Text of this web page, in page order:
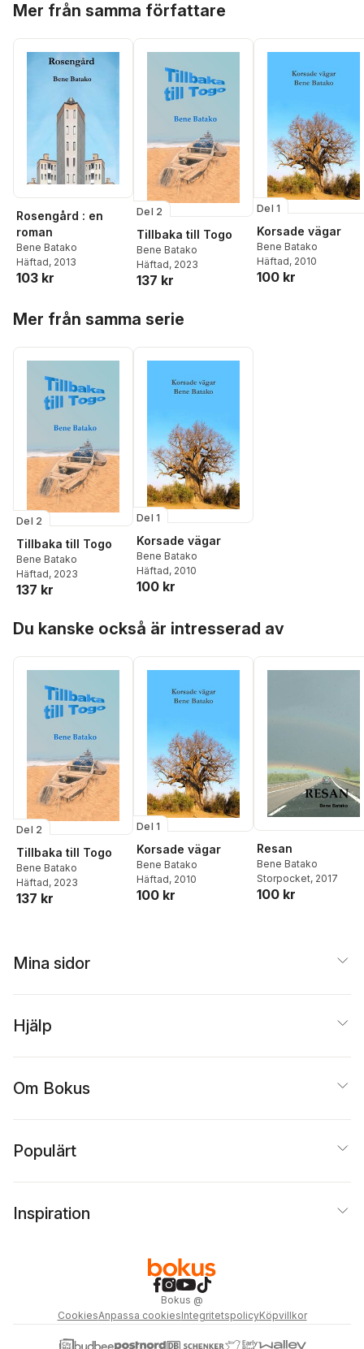
Mer från samma författare
Rosengård : en
roman
Bene Batako
Häftad, 2013
103 kr
Del 2
Tillbaka till Togo
Bene Batako
Häftad, 2023
137 kr
Del 1
Korsade vägar
Bene Batako
Häftad, 2010
100 kr
Mer från samma serie
Del 2
Tillbaka till Togo
Bene Batako
Häftad, 2023
137 kr
Del 1
Korsade vägar
Bene Batako
Häftad, 2010
100 kr
Du kanske också är intresserad av
Del 2
Tillbaka till Togo
Bene Batako
Häftad, 2023
137 kr
Del 1
Korsade vägar
Bene Batako
Häftad, 2010
100 kr
Resan
Bene Batako
Storpocket, 2017
100 kr
Mina sidor
Hjälp
Om Bokus
Populärt
Inspiration
Bokus @
CookiesAnpassa cookiesIntegritetspolicyKöpvillkor